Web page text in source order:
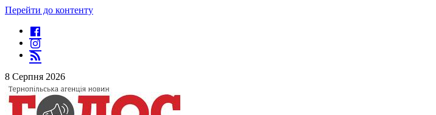
Перейти до контенту
8 Серпня 2026